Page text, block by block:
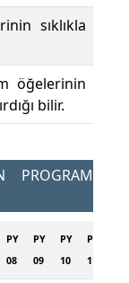
sıklıkla
öğelerinin
bilir.
PROGRAM
PY
08
PY
09
PY
10
PY
11